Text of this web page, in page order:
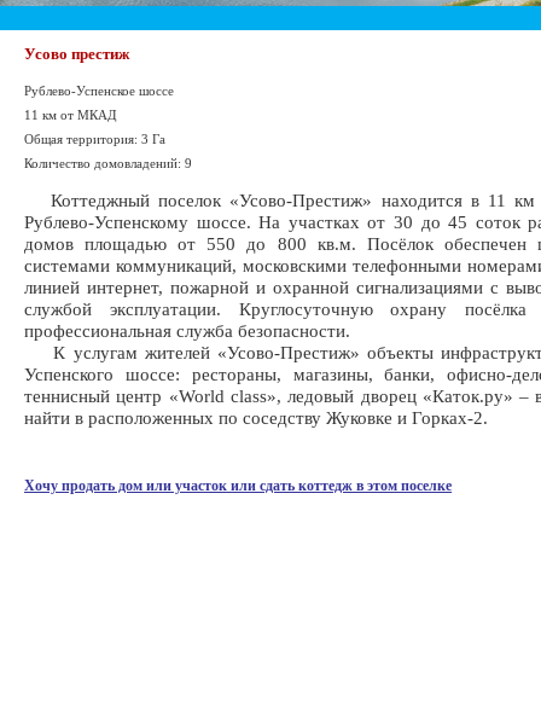
Усово престиж
Рублево-Успенское шоссе
11 км от МКАД
Общая территория: 3 Га
Количество домовладений: 9
Коттеджный поселок «Усово-Престиж» находится в 11
Рублево-Успенскому шоссе. На участках от 30 до 45 соток
домов площадью от 550 до 800 кв.м. Посёлок обеспечен
системами коммуникаций, московскими телефонными
линией интернет, пожарной и охранной сигнализациями с
службой эксплуатации. Круглосуточную охрану посёлка
профессиональная служба безопасности.
К услугам жителей «Усово-Престиж» объекты
Успенского шоссе: рестораны, магазины, банки, офисно-
теннисный центр «World class», ледовый дворец «Каток.ру» –
найти в расположенных по соседству Жуковке и Горках-2.
Хочу продать дом или участок или сдать коттедж в этом поселке